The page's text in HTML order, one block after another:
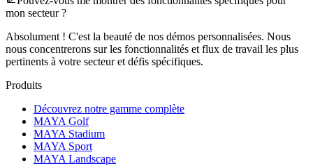
mon secteur ?
Absolument ! C'est la beauté de nos démos personnalisées. Nous
nous concentrerons sur les fonctionnalités et flux de travail les plus
pertinents à votre secteur et défis spécifiques.
Produits
Découvrez notre gamme complète
MAYA Golf
MAYA Stadium
MAYA Sport
MAYA Landscape